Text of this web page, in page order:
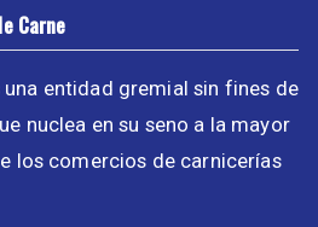
Carne
una entidad gremial sin fines de
nuclea en su seno a la mayor
los comercios de carnicerías